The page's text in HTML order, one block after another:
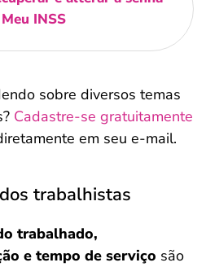
INSS
sobre diversos temas
Cadastre-se gratuitamente
em seu e-mail.
trabalhistas
trabalhado,
e tempo de serviço são